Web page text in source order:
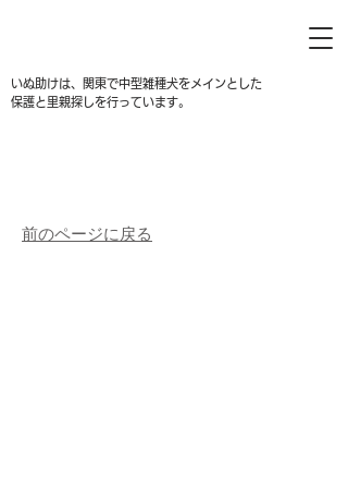
いぬ助けは、関東で中型雑種犬をメインとした
保護と里親探しを行っています。
前のページに戻る